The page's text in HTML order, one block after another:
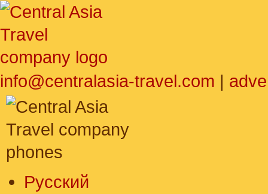
info@centralasia-travel.com |
Русский